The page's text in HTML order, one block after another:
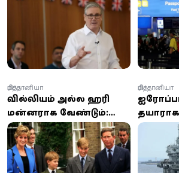
– ஸ்டார்மர் உறுதி
சிக்கல்
வில்லியம் அல்ல ஹரி
மன்னராக வேண்டும்:
இளவரசி டயானா
வைத்திருந்த திட்டம்;
நண்பர் சொன்ன தகவல்
பிரித்தானியா
வேண்டும்
பிரித்தானியா